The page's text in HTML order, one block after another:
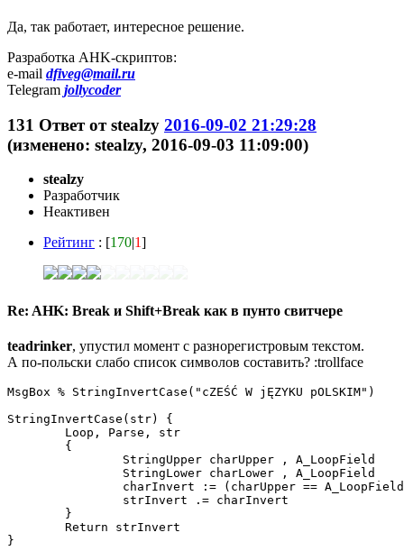
Да, так работает, интересное решение.
Разработка AHK-скриптов:
e-mail dfiveg@mail.ru
Telegram jollycoder
131 Ответ отstealzy 2016-09-02 21:29:28
(изменено: stealzy, 2016-09-03 11:09:00)
stealzy
Разработчик
Неактивен
Рейтинг : [170 1]
Re: AHK: Break и Shift+Break как в пунто свитчере
teadrinker, упустил момент с разнорегистровым текстом.
А по-польски слабо список символов составить? :trollface
MsgBox % StringInvertCase("cZEŚĆ W jĘZYKU pOLSKIM")
StringInvertCase(str) {
}